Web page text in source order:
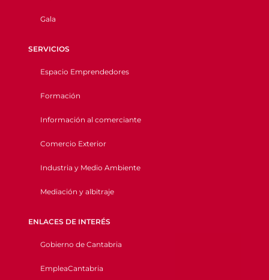
Gala
SERVICIOS
Espacio Emprendedores
Formación
Información al comerciante
Comercio Exterior
Industria y Medio Ambiente
Mediación y albitraje
ENLACES DE INTERÉS
Gobierno de Cantabria
EmpleaCantabria